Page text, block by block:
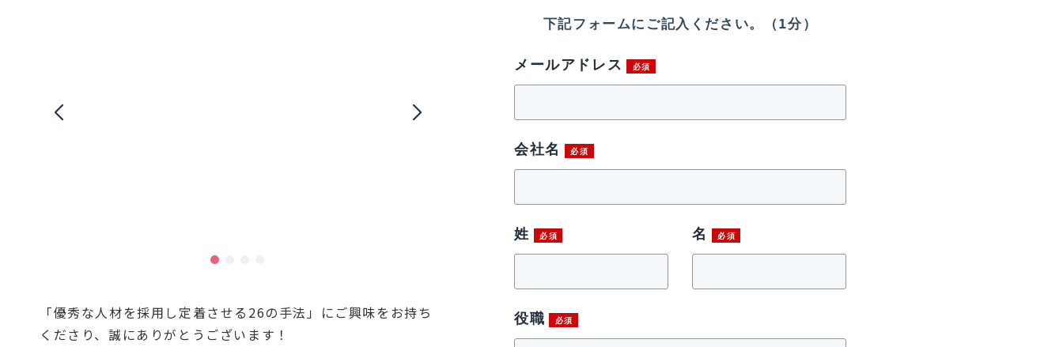
「優秀な人材を採用し定着させる26の手法」にご興味をお持ち
くださり、誠にありがとうございます！
下記フォームにご記入ください。（1分）
メールアドレス
会社名
姓 名
役職